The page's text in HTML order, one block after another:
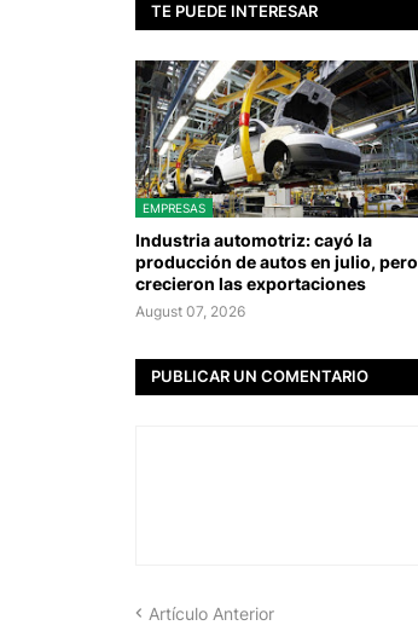
TE PUEDE INTERESAR
EMPRESAS
Industria automotriz: cayó la
producción de autos en julio, pero
crecieron las exportaciones
August 07, 2026
PUBLICAR UN COMENTARIO
Artículo Anterior